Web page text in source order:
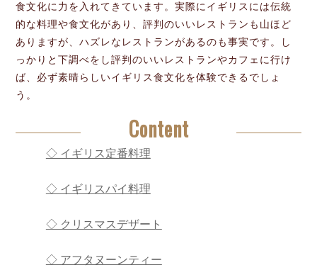
食文化に力を入れてきています。実際にイギリスには伝統
的な料理や食文化があり、評判のいいレストランも山ほど
ありますが、ハズレなレストランがあるのも事実です。し
っかりと下調べをし評判のいいレストランやカフェに行け
ば、必ず素晴らしいイギリス食文化を体験できるでしょ
う。
Content
◇ イギリス定番料理
◇ イギリスパイ料理
◇ クリスマスデザート
◇ アフタヌーンティー